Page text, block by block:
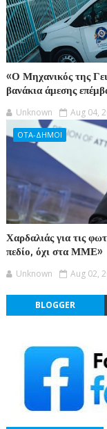
«Ο Μηχανικός της
βανάκια άμεσης
Unknown Aug 04,
ΟΤΑ-ΔΗΜΟΙ
Χαρδαλιάς για τις
πεδίο, όχι στα ΜΜΕ»
Unknown Aug 02,
BLOGGER